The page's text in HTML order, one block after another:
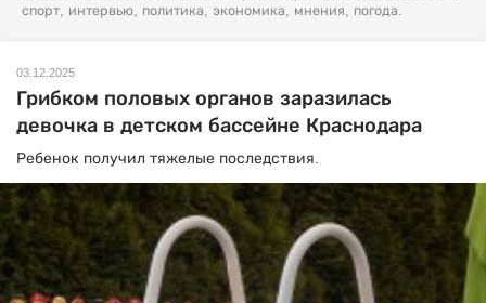
спорт, интервью, политика, экономика, мнения, погода.
03.12.2025
Грибком половых органов заразилась
девочка в детском бассейне Краснодара
Ребенок получил тяжелые последствия.